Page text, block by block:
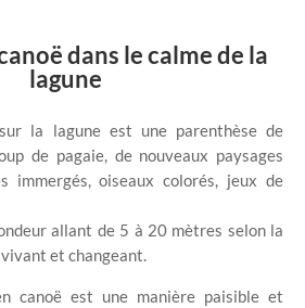
dans le calme de la
lagune
la lagune est une parenthèse de
de pagaie, de nouveaux paysages
immergés, oiseaux colorés, jeux de
allant de 5 à 20 mètres selon la
et changeant.
canoë est une manière paisible et